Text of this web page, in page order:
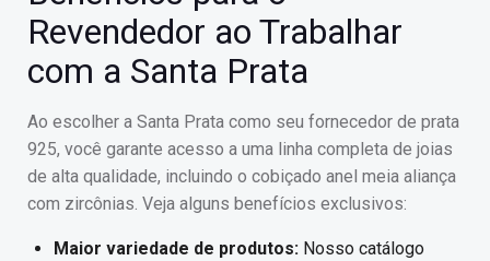
Revendedor ao Trabalhar
com a Santa Prata
Ao escolher a Santa Prata como seu fornecedor de prata
925, você garante acesso a uma linha completa de joias
de alta qualidade, incluindo o cobiçado anel meia aliança
com zircônias. Veja alguns benefícios exclusivos:
Maior variedade de produtos: Nosso catálogo